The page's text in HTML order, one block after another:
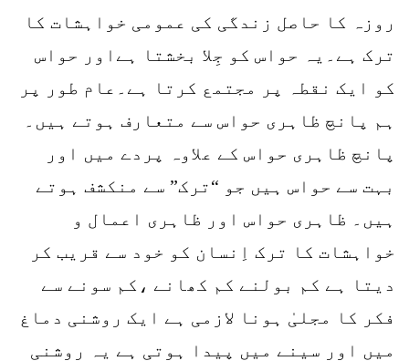
روزہ کا حاصل زندگی کی عمومی خواہشات کا
ترک ہے۔یہ حواس کو جِلا بخشتا ہےاور حواس
کو ایک نقطہ پر مجتمع کرتا ہے۔عام طور پر
ہم پانچ ظاہری حواس سے متعارف ہوتے ہیں۔
پانچ ظاہری حواس کے علاوہ پردے میں اور
بہت سے حواس ہیں جو “ترک” سے منکشف ہوتے
ہیں۔ ظاہری حواس اور ظاہری اعمال و
خواہشات کا ترک اِنسان کو خود سے قریب کر
دیتا ہے کم بولنے کم کھانے ،کم سونے سے
فکر کا مجلیٰ ہونا لازمی ہے ایک روشنی دماغ
میں اور سینے میں پیدا ہوتی ہے یہ روشنی